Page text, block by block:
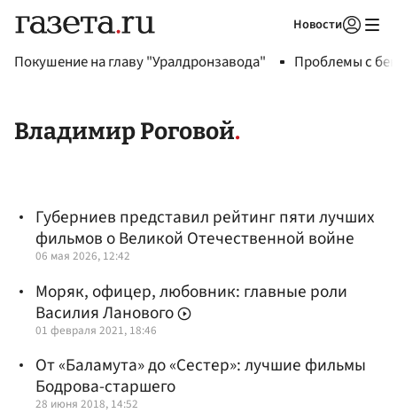
Новости
Покушение на главу "Уралдронзавода" Проблемы с
Владимир Роговой
Губерниев представил рейтинг пяти лучших
фильмов о Великой Отечественной войне
06 мая 2026, 12:42
Моряк, офицер, любовник: главные роли
Василия Ланового
01 февраля 2021, 18:46
От «Баламута» до «Сестер»: лучшие фильмы
Бодрова-старшего
28 июня 2018, 14:52